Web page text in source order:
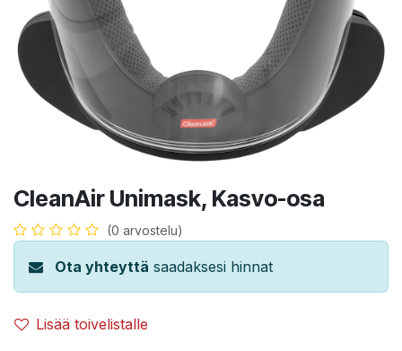
CleanAir Unimask, Kasvo-osa
(0 arvostelu)
Ota yhteyttä saadaksesi hinnat
Lisää toivelistalle